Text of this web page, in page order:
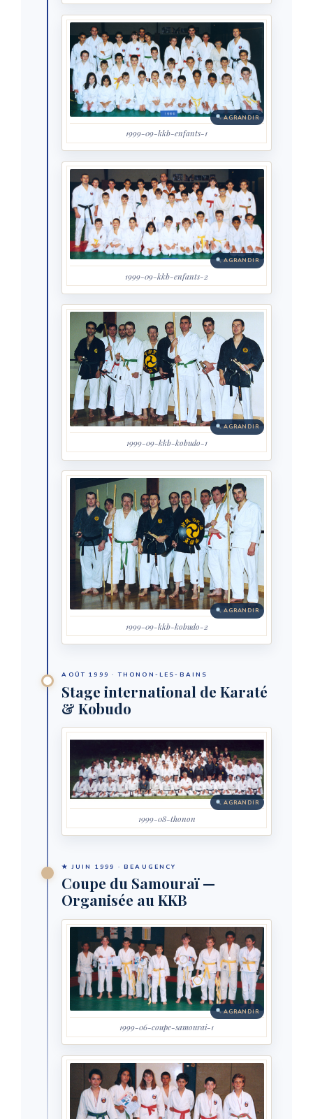
AGRANDIR
1999-09-kkb-enfants-1
AGRANDIR
1999-09-kkb-enfants-2
AGRANDIR
1999-09-kkb-kobudo-1
AGRANDIR
1999-09-kkb-kobudo-2
AOÛT 1999 · THONON-LES-BAINS
Stage international de Karaté
& Kobudo
AGRANDIR
1999-08-thonon
★ JUIN 1999 · BEAUGENCY
Coupe du Samouraï —
Organisée au KKB
AGRANDIR
1999-06-coupe-samourai-1